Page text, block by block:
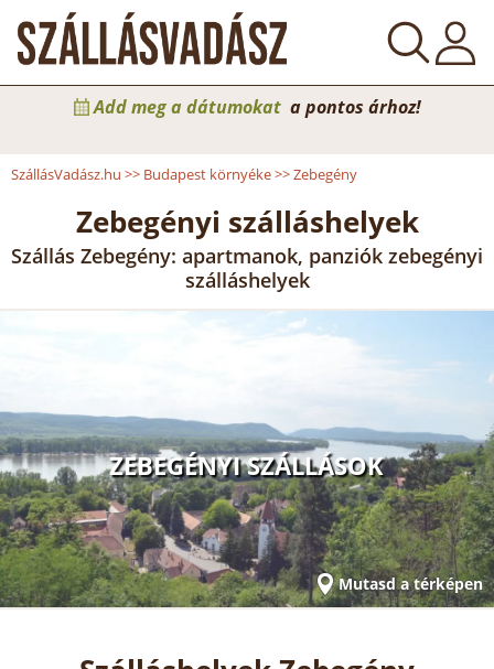
Add meg a dátumokat a pontos árhoz!
SzállásVadász.hu >> Budapest környéke>>Zebegény
Zebegényi szálláshelyek
Szállás Zebegény: apartmanok, panziók zebegényi
szálláshelyek
ZEBEGÉNYI SZÁLLÁSOK
Mutasd a térképen